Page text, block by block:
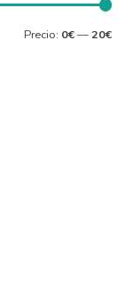
Precio: 0€—20€